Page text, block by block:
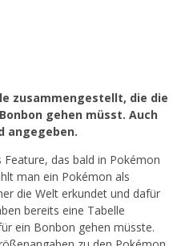
zusammengestellt, die die
gehen müsst. Auch
angegeben.
das bald in Pokémon
man ein Pokémon als
die Welt erkundet und dafür
bereits eine Tabelle
ein Bonbon gehen müsste.